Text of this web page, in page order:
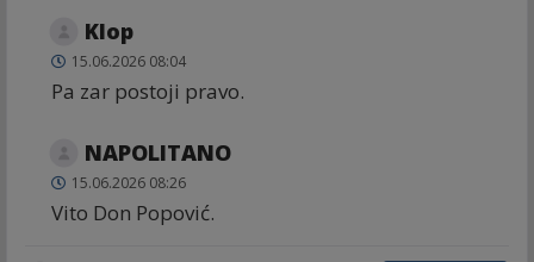
Klop
15.06.2026 08:04
Pa zar postoji pravo.
NAPOLITANO
15.06.2026 08:26
Vito Don Popović.